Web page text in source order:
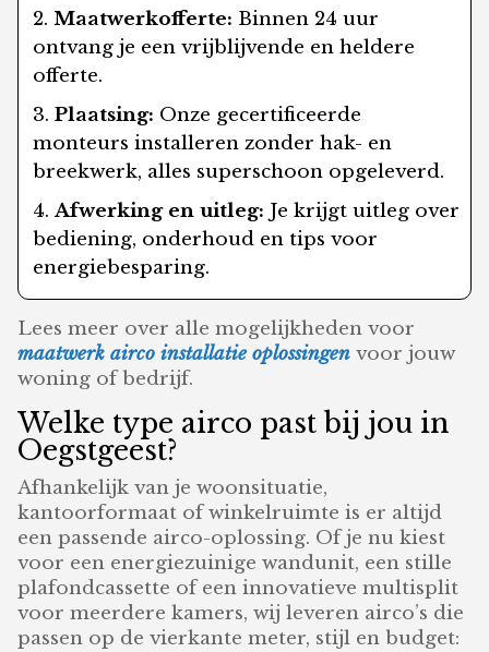
Maatwerkofferte: Binnen 24 uur
ontvang je een vrijblijvende en heldere
offerte.
Plaatsing: Onze gecertificeerde
monteurs installeren zonder hak- en
breekwerk, alles superschoon opgeleverd.
Afwerking en uitleg: Je krijgt uitleg over
bediening, onderhoud en tips voor
energiebesparing.
Lees meer over alle mogelijkheden voor
maatwerk airco installatie oplossingen voor jouw
woning of bedrijf.
Welke type airco past bij jou in
Oegstgeest?
Afhankelijk van je woonsituatie,
kantoorformaat of winkelruimte is er altijd
een passende airco-oplossing. Of je nu kiest
voor een energiezuinige wandunit, een stille
plafondcassette of een innovatieve multisplit
voor meerdere kamers, wij leveren airco’s die
passen op de vierkante meter, stijl en budget: